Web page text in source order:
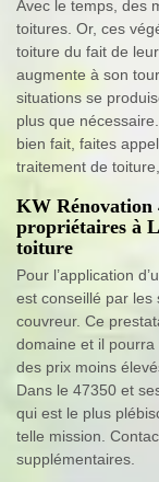
Avec le temps, des
toitures. Or, ces
toiture du fait de
augmente à son
situations se
plus que
bien fait, faites
traitement de
KW Rénovation
propriétaires à
toiture
Pour l’application
est conseillé par les
couvreur. Ce
domaine et il
des prix moins
Dans le 47350 et
qui est le plus
telle mission.
supplémentaires.